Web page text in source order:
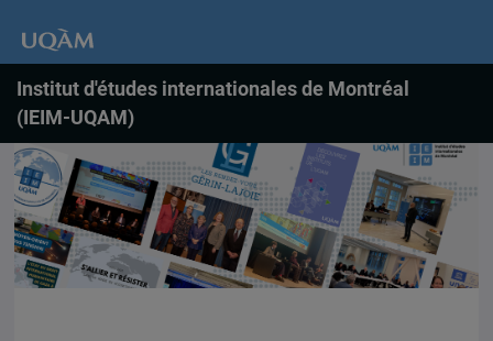
Institut d'études internationales de Montréal
(IEIM-UQAM)